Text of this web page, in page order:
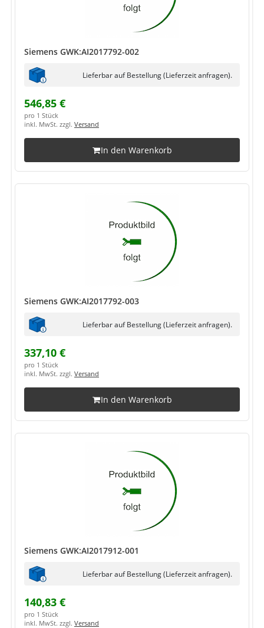
Siemens GWK:AI2017792-002
Lieferbar auf Bestellung (Lieferzeit anfragen).
546,85 €
pro 1 Stück
inkl. MwSt. zzgl. Versand
In den Warenkorb
Siemens GWK:AI2017792-003
Lieferbar auf Bestellung (Lieferzeit anfragen).
337,10 €
pro 1 Stück
inkl. MwSt. zzgl. Versand
In den Warenkorb
Siemens GWK:AI2017912-001
Lieferbar auf Bestellung (Lieferzeit anfragen).
140,83 €
pro 1 Stück
inkl. MwSt. zzgl. Versand